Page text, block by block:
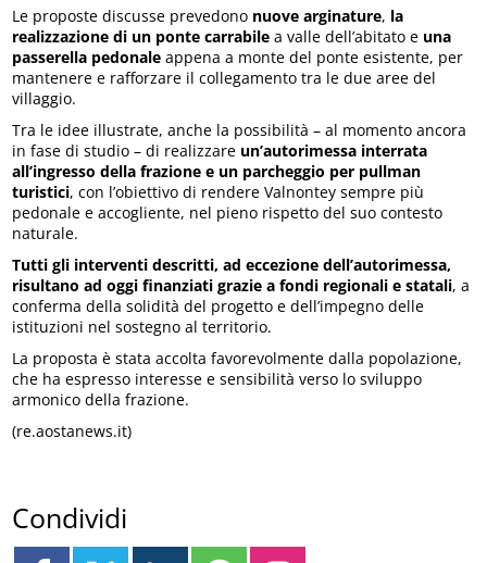
Le proposte discusse prevedono nuove arginature, la
realizzazione di un ponte carrabile a valle dell’abitato e una
passerella pedonale appena a monte del ponte esistente, per
mantenere e rafforzare il collegamento tra le due aree del
villaggio.
Tra le idee illustrate, anche la possibilità – al momento ancora
in fase di studio – di realizzare un’autorimessa interrata
all’ingresso della frazione e un parcheggio per pullman
turistici, con l’obiettivo di rendere Valnontey sempre più
pedonale e accogliente, nel pieno rispetto del suo contesto
naturale.
Tutti gli interventi descritti, ad eccezione dell’autorimessa,
risultano ad oggi finanziati grazie a fondi regionali e statali, a
conferma della solidità del progetto e dell’impegno delle
istituzioni nel sostegno al territorio.
La proposta è stata accolta favorevolmente dalla popolazione,
che ha espresso interesse e sensibilità verso lo sviluppo
armonico della frazione.
(re.aostanews.it)
Condividi